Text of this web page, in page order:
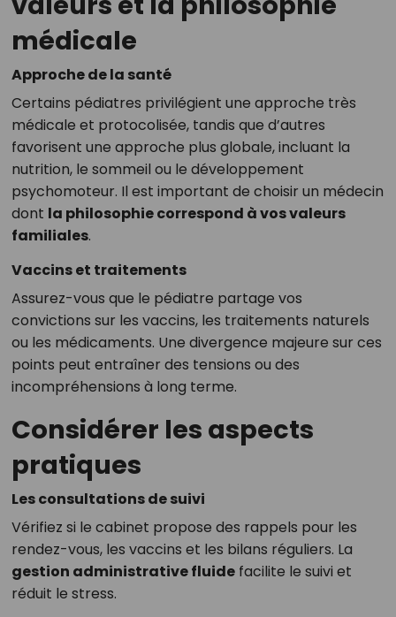
médicale
Approche de la santé
Certains pédiatres privilégient une approche très
médicale et protocolisée, tandis que d’autres
favorisent une approche plus globale, incluant la
nutrition, le sommeil ou le développement
psychomoteur. Il est important de choisir un médecin
dont la philosophie correspond à vos valeurs
familiales.
Vaccins et traitements
Assurez-vous que le pédiatre partage vos
convictions sur les vaccins, les traitements naturels
ou les médicaments. Une divergence majeure sur ces
points peut entraîner des tensions ou des
incompréhensions à long terme.
Considérer les aspects
pratiques
Les consultations de suivi
Vérifiez si le cabinet propose des rappels pour les
rendez-vous, les vaccins et les bilans réguliers. La
gestion administrative fluidefacilite le suivi et
réduit le stress.